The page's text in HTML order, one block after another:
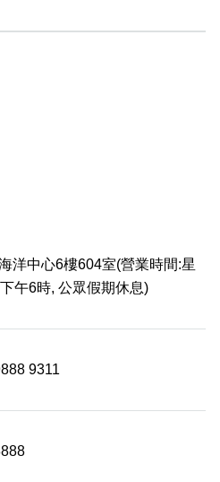
洋中心6樓604室(營業時間:星
午6時, 公眾假期休息)
9311